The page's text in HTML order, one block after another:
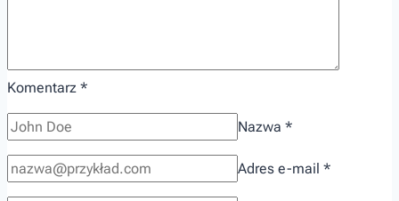
Komentarz *
Nazwa *
Adres e-mail *